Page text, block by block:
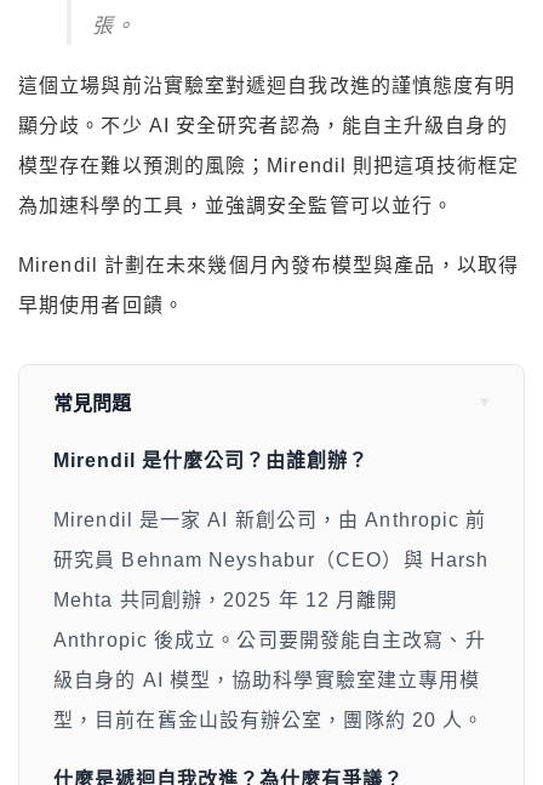
張。
這個立場與前沿實驗室對遞迴自我改進的謹慎態度有明
顯分歧。不少 AI 安全研究者認為，能自主升級自身的
模型存在難以預測的風險；Mirendil 則把這項技術框定
為加速科學的工具，並強調安全監管可以並行。
Mirendil 計劃在未來幾個月內發布模型與產品，以取得
早期使用者回饋。
常見問題
Mirendil 是什麼公司？由誰創辦？
Mirendil 是一家 AI 新創公司，由 Anthropic 前
研究員 Behnam Neyshabur（CEO）與 Harsh
Mehta 共同創辦，2025 年 12 月離開
Anthropic 後成立。公司要開發能自主改寫、升
級自身的 AI 模型，協助科學實驗室建立專用模
型，目前在舊金山設有辦公室，團隊約 20 人。
什麼是遞迴自我改進？為什麼有爭議？